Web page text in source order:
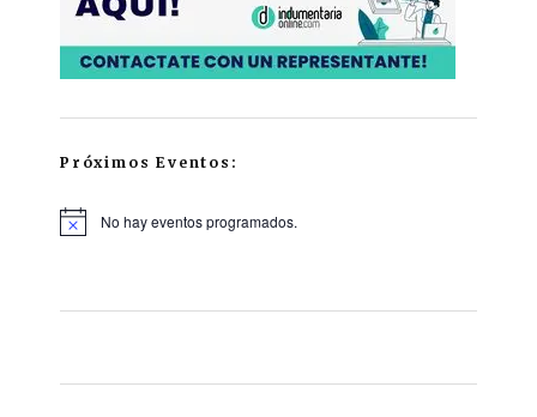
Próximos Eventos:
No hay eventos programados.